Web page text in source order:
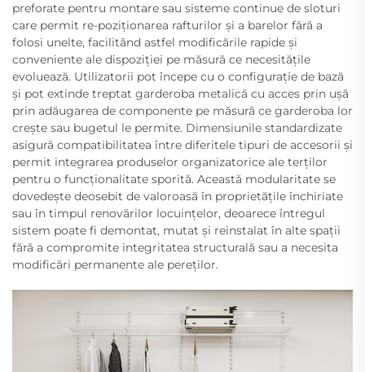
preforate pentru montare sau sisteme continue de sloturi
care permit re-poziționarea rafturilor și a barelor fără a
folosi unelte, facilitând astfel modificările rapide și
conveniente ale dispoziției pe măsură ce necesitățile
evoluează. Utilizatorii pot începe cu o configurație de bază
și pot extinde treptat garderoba metalică cu acces prin ușă
prin adăugarea de componente pe măsură ce garderoba lor
crește sau bugetul le permite. Dimensiunile standardizate
asigură compatibilitatea între diferitele tipuri de accesorii și
permit integrarea produselor organizatorice ale terților
pentru o funcționalitate sporită. Această modularitate se
dovedește deosebit de valoroasă în proprietățile închiriate
sau în timpul renovărilor locuințelor, deoarece întregul
sistem poate fi demontat, mutat și reinstalat în alte spații
fără a compromite integritatea structurală sau a necesita
modificări permanente ale pereților.